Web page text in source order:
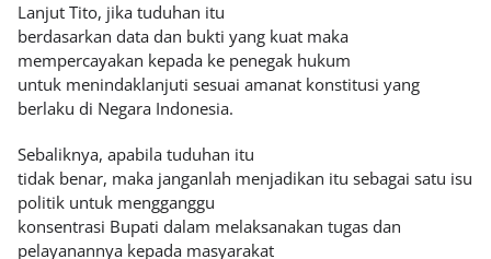
Lanjut Tito, jika tuduhan itu
berdasarkan data dan bukti yang kuat maka
mempercayakan kepada ke penegak hukum
untuk menindaklanjuti sesuai amanat konstitusi yang
berlaku di Negara Indonesia.
Sebaliknya, apabila tuduhan itu
tidak benar, maka janganlah menjadikan itu sebagai satu isu
politik untuk mengganggu
konsentrasi Bupati dalam melaksanakan tugas dan
pelayanannya kepada masyarakat